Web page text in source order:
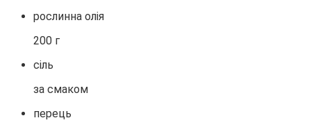
рослинна олія
200 г
сіль
за смаком
перець